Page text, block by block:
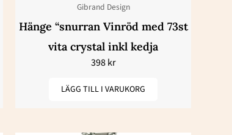
Gibrand Design
Hänge “snurran Vinröd med 73st
vita crystal inkl kedja
398kr
LÄGG TILL I VARUKORG